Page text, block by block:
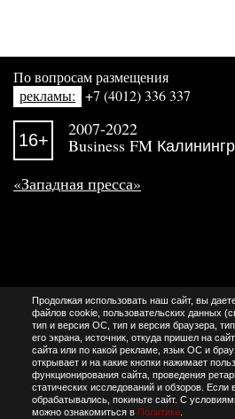
Продолжая использовать наш сайт, вы
файлов cookie, пользовательских данных
тип и версия ОС, тип и версия браузера,
его экрана, источник, откуда пришел на
сайта или по какой рекламе, язык ОС и
открывает и на какие кнопки нажимает
функционирования сайта, проведения
статических исследований и обзоров.
обрабатывались, покиньте сайт. С
можно ознакомиться в Политике.
По вопросам размещения
рекламы: +7 (4012) 336 337
16+
2007-2022
Business FM
«Западная пресса»